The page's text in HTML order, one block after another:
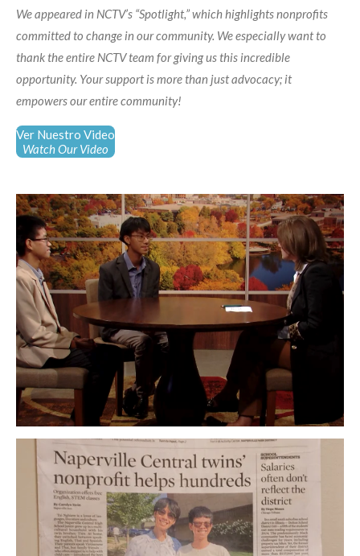
We appeared in NCTV’s “Spotlight,” which highlights nonprofits
committed to change in our community. We especially want to
thank the entire NCTV team for giving us this incredible
opportunity. Your support is more than just advocacy; it
empowers our entire community!
Ver Nuestro Video
Watch Our Video